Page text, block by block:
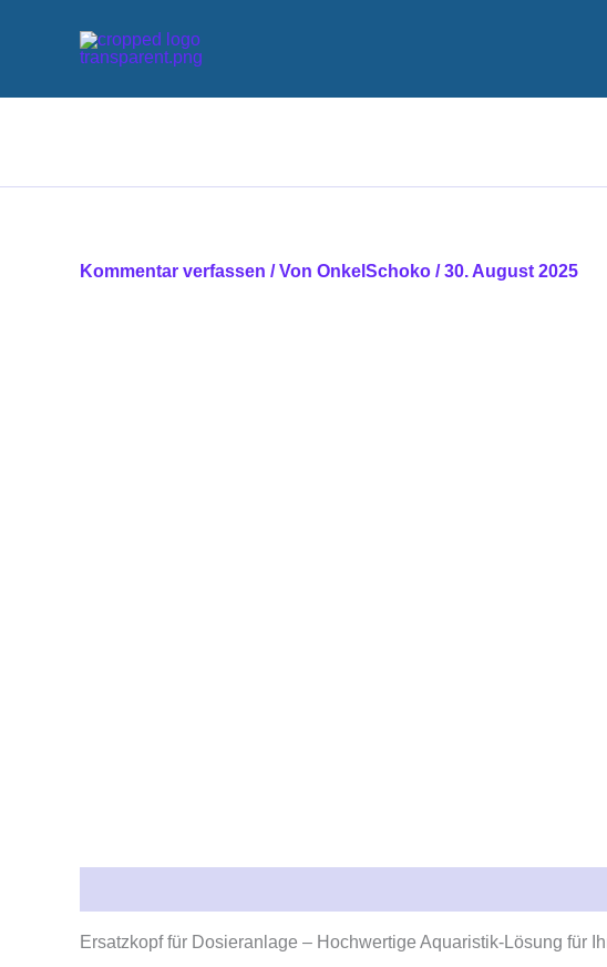
Kommentar verfassen / Von OnkelSchoko /30. August 2025
Ersatzkopf für Dosieranlage – Hochwertige Aquaristik-Lösung für